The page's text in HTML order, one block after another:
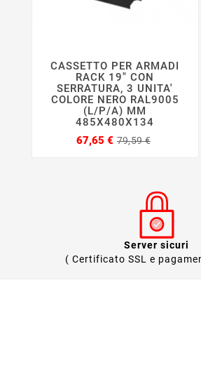
 
CASSETTO PER ARMADI
RACK 19" CON
SERRATURA, 3 UNITA'
COLORE NERO RAL9005
(L/P/A) MM
485X480X134
67,65 € 79,59 €
Server sicuri
( Certificato SSL e